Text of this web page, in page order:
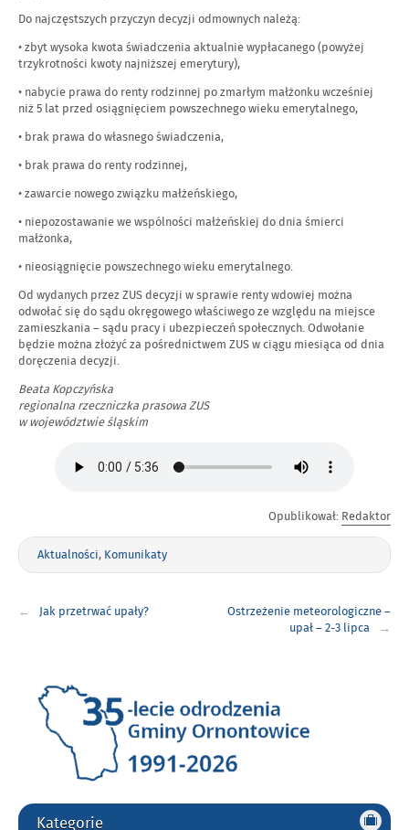
Do najczęstszych przyczyn decyzji odmownych należą:
• zbyt wysoka kwota świadczenia aktualnie wypłacanego (powyżej
trzykrotności kwoty najniższej emerytury),
• nabycie prawa do renty rodzinnej po zmarłym małżonku wcześniej
niż 5 lat przed osiągnięciem powszechnego wieku emerytalnego,
• brak prawa do własnego świadczenia,
• brak prawa do renty rodzinnej,
• zawarcie nowego związku małżeńskiego,
• niepozostawanie we wspólności małżeńskiej do dnia śmierci
małżonka,
• nieosiągnięcie powszechnego wieku emerytalnego.
Od wydanych przez ZUS decyzji w sprawie renty wdowiej można
odwołać się do sądu okręgowego właściwego ze względu na miejsce
zamieszkania – sądu pracy i ubezpieczeń społecznych. Odwołanie
będzie można złożyć za pośrednictwem ZUS w ciągu miesiąca od dnia
doręczenia decyzji.
Beata Kopczyńska
regionalna rzeczniczka prasowa ZUS
w województwie śląskim
Opublikował: Redaktor
Aktualności, Komunikaty
wpisuJak przetrwać upały?
Ostrzeżenie meteorologiczne –
upał – 2-3 lipca
Kategorie